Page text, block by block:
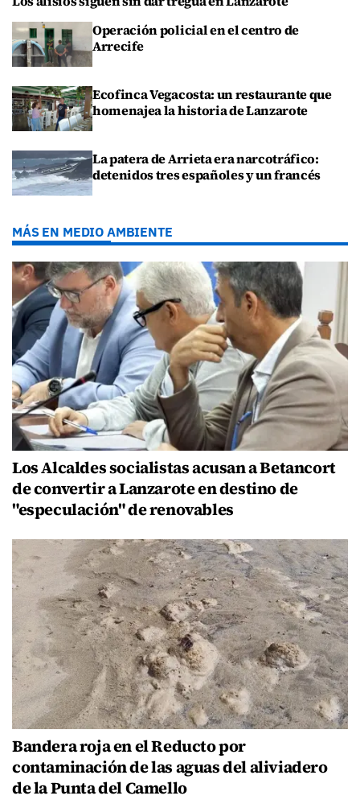
Operación policial en el centro de
Arrecife
Ecofinca Vegacosta: un restaurante que
homenajea la historia de Lanzarote
La patera de Arrieta era narcotráfico:
detenidos tres españoles y un francés
MÁS EN MEDIO AMBIENTE
Los Alcaldes socialistas acusan a Betancort
de convertir a Lanzarote en destino de
"especulación" de renovables
Bandera roja en el Reducto por
contaminación de las aguas del aliviadero
de la Punta del Camello